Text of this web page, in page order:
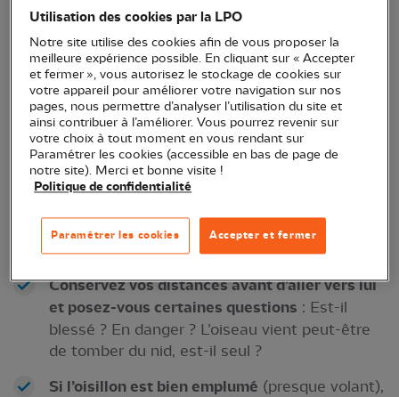
soit éloigné (nous ! par exemple…).
Il s'agit d'un oisillon ?
La reproduction des oiseaux commence au
printemps. Après quelques jours ou semaines les
jeunes oiseaux se retrouvent vite à l'étroit et
peuvent s'aventurer au sol, à la merci des dangers.
Mais attention, ne le ramassez-pas
systématiquement !
Quelques conseils pour bien agir
Conservez vos distances avant d’aller vers lui
et posez-vous certaines questions : Est-il
blessé ? En danger ? L’oiseau vient peut-être
de tomber du nid, est-il seul ?
Si l’oisillon est bien emplumé (presque volant),
Utilisation des cookies par la LPO
Notre site utilise des cookies afin de vous proposer la
meilleure expérience possible. En cliquant sur « Accepter
et fermer », vous autorisez le stockage de cookies sur
votre appareil pour améliorer votre navigation sur nos
pages, nous permettre d’analyser l’utilisation du site et
ainsi contribuer à l’améliorer. Vous pourrez revenir sur
votre choix à tout moment en vous rendant sur
Paramétrer les cookies (accessible en bas de page de
notre site). Merci et bonne visite !
Politique de confidentialité
Accepter et fermer
Paramétrer les cookies